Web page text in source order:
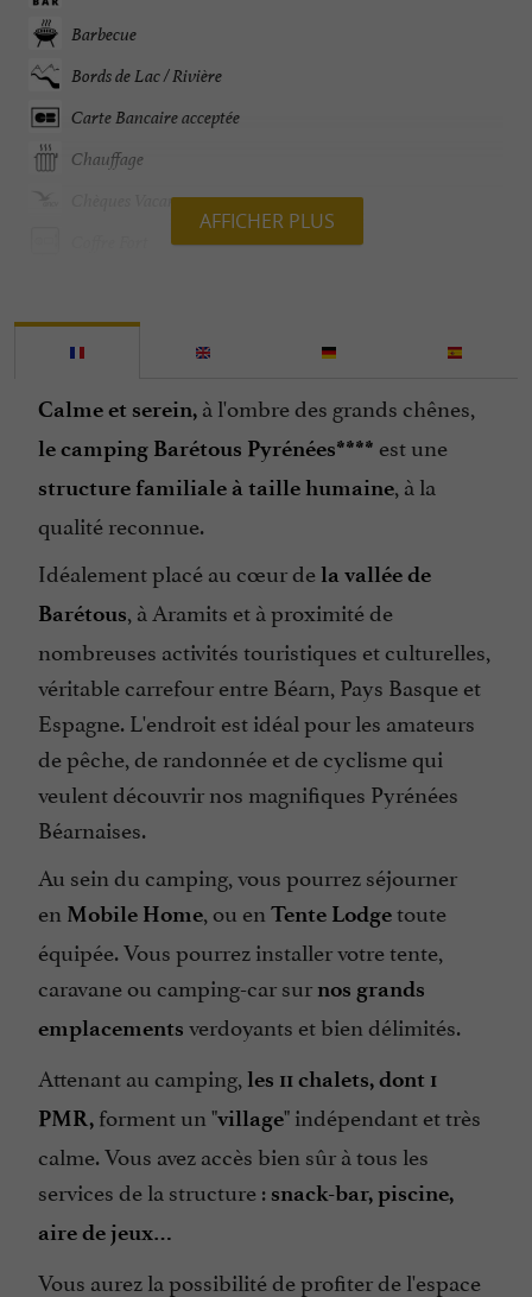
Barbecue
Bords de Lac / Rivière
Carte Bancaire acceptée
Chauffage
Chèques Vacances
Epicerie / Alimentation
Groupes
Internet : WIFI
Jacuzzi
Jeux pour enfants
Lave Linge
Lave Vaisselle
Location de Mobil Homes / Chalets
Location de Tentes / Caravanes
Location de draps
Parle allemand
Parle anglais
Ping pong
Piscine
Piscine chauffée
Plats cuisinés à emporter
Restaurant
Sauna / Hammam
Spa
Station Service Camping-cars
Sèche Linge
Terrasse
Télévision : TV satellite
Vue sur la montagne
AFFICHER PLUS
Calme et serein, à l'ombre des grands chênes,
le camping Barétous Pyrénées**** est une
structure familiale à taille humaine , à la
qualité reconnue.
Idéalement placé au cœur dela vallée de
Barétous , à Aramits et à proximité de
nombreuses activités touristiques et culturelles,
véritable carrefour entre Béarn, Pays Basque et
Espagne. L'endroit est idéal pour les amateurs
de pêche, de randonnée et de cyclisme qui
veulent découvrir nos magnifiques Pyrénées
Béarnaises.
Au sein du camping, vous pourrez séjourner
en Mobile Home , ou en Tente Lodgetoute
équipée. Vous pourrez installer votre tente,
caravane ou camping-car sur nos grands
emplacements verdoyants et bien délimités.
Attenant au camping, les 11 chalets, dont 1
PMR, forment un "village" indépendant et très
calme. Vous avez accès bien sûr à tous les
services de la structure : snack-bar, piscine,
aire de jeux…
Vous aurez la possibilité de profiter de l'espace